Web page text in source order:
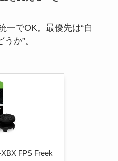
一でOK。最優先は“自
か”。
FPS Freek